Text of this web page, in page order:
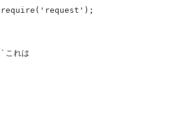
require ( ' request ' );
`これは